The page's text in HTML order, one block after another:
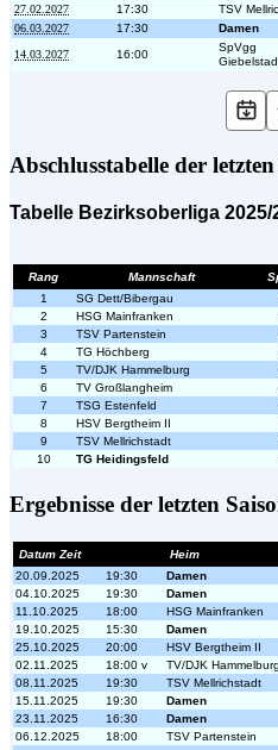
27.02.2027
17:30 TSV
06.03.2027
17:30 Damen
14.03.2027
16:00
SpVgg
Abschlusstabelle der
Tabelle Bezirksoberliga 2025/
Rang Mannschaft
1
SG Dett/Bibergau
2
HSG Mainfranken
3
TSV Partenstein
4
TG Höchberg
5
TV/DJK Hammelburg
6
TV Großlangheim
7
TSG Estenfeld
8
HSV Bergtheim II
9
TSV Mellrichstadt
10
TG Heidingsfeld
Ergebnisse der letzten
Datum Zeit Heim
20.09.2025
19:30 Damen
04.10.2025
19:30 Damen
11.10.2025
18:00 HSG Mainfranken
19.10.2025
15:30 Damen
25.10.2025
20:00 HSV Bergtheim II
02.11.2025
18:00 v TV/DJK Hammelburg
08.11.2025
19:30 TSV Mellrichstadt
15.11.2025
19:30 Damen
23.11.2025
16:30 Damen
06.12.2025
18:00 TSV Partenstein